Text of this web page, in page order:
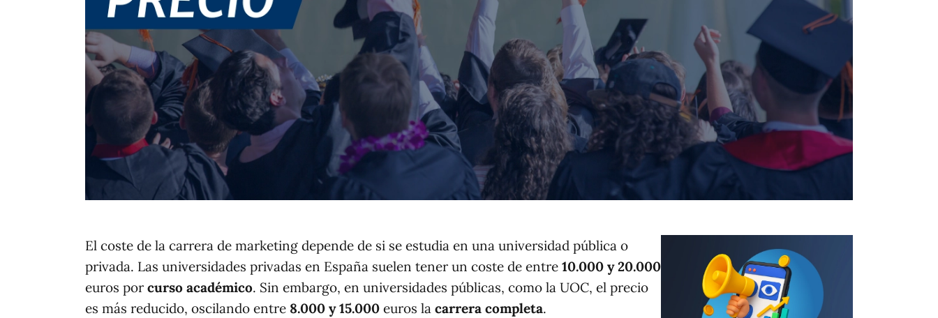
El coste de la carrera de marketing depende de si se estudia en una universidad pública o
privada. Las universidades privadas en España suelen tener un coste de entre 10.000 y 20.000
euros por curso académico. Sin embargo, en universidades públicas, como la UOC, el precio
es más reducido, oscilando entre 8.000 y 15.000 euros la carrera completa.